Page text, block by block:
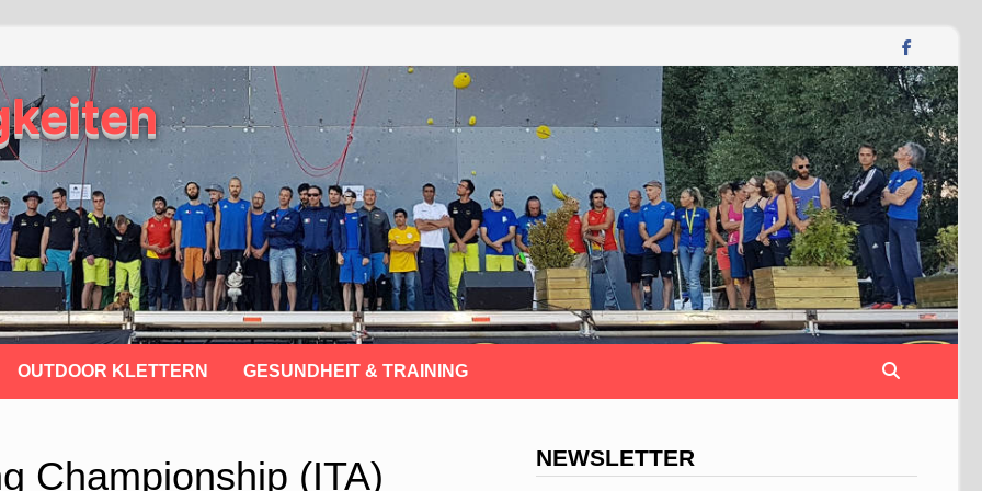
OUTDOOR KLETTERN GESUNDHEIT & TRAINING
Championship (ITA) NEWSLETTER